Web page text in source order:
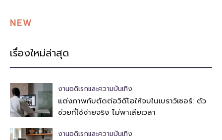
NEW
เรื่องใหม่ล่าสุด
งานอดิเรกและความบันเทิง
แต่งภาพกับตัดต่อวิดีโอให้จบในเบราว์เซอร์: ตัว
ช่วยที่ใช้ง่ายจริง ไม่พาเสียเวลา
งานอดิเรกและความบันเทิง